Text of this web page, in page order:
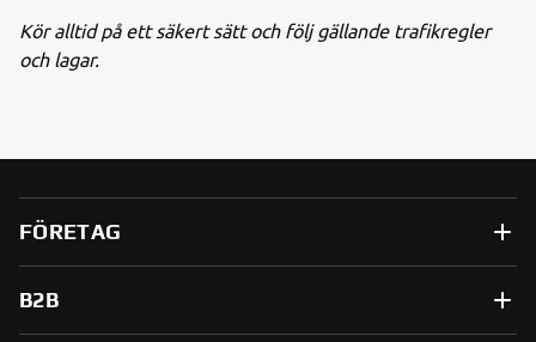
Kör alltid på ett säkert sätt och följ gällande trafikregler
och lagar.
FÖRETAG
B2B